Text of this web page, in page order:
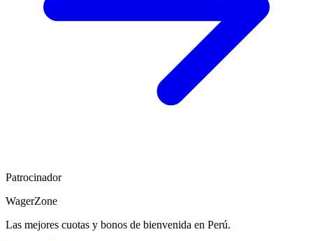
Patrocinador
WagerZone
Las mejores cuotas y bonos de bienvenida en Perú.